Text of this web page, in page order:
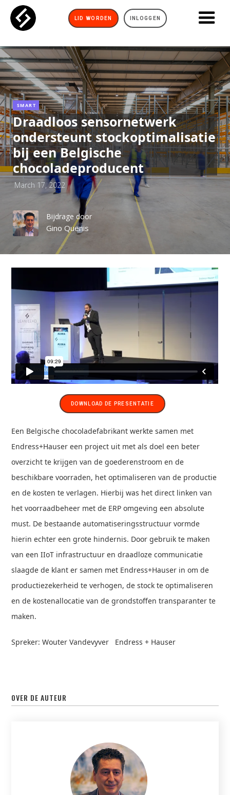
LID WORDEN INLOGGEN
SMART
Draadloos sensornetwerk
ondersteunt stockoptimalisatie
bij een Belgische
chocoladeproducent
March 17, 2022
Bijdrage door
Gino Quenis
DOWNLOAD DE PRESENTATIE
Een Belgische chocoladefabrikant werkte samen met
Endress+Hauser een project uit met als doel een beter
overzicht te krijgen van de goederenstroom en de
beschikbare voorraden, het optimaliseren van de productie
en de kosten te verlagen. Hierbij was het direct linken van
het voorraadbeheer met de ERP omgeving een absolute
must. De bestaande automatiseringsstructuur vormde
hierin echter een grote hindernis. Door gebruik te maken
van een IIoT infrastructuur en draadloze communicatie
slaagde de klant er samen met Endress+Hauser in om de
productiezekerheid te verhogen, de stock te optimaliseren
en de kostenallocatie van de grondstoffen transparanter te
maken.
Spreker: Wouter Vandevyver Endress + Hauser
OVER DE AUTEUR